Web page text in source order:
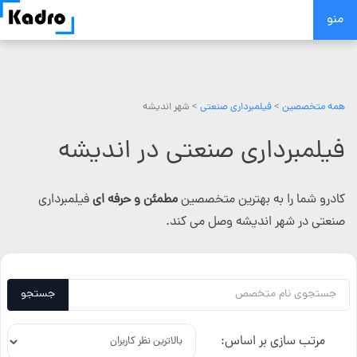
Skip
منو
همه متخصصین >فیلمبرداری صنعتی > شهر اندیشه
فیلمبرداری صنعتی در اندیشه
کادرو شما را به بهترین متخصصینمطمئن و حرفه ایفیلمبرداری
صنعتی در شهر اندیشه وصل می کند.
جستجو
مرتب سازی بر اساس: